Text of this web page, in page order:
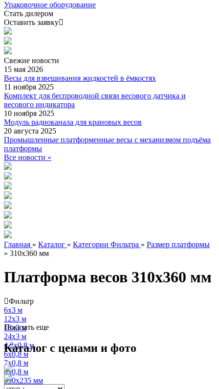
Упаковочное оборудование
Стать дилером
Оставить заявку
Свежие новости
15 мая 2026
Весы для взвешивания жидкостей в ёмкостях
11 ноября 2025
Комплект для беспроводной связи весового датчика и
весового индикатора
10 ноября 2025
Модуль радиоканала для крановых весов
20 августа 2025
Промышленные платформенные весы с механизмом подъёма
платформы
Все новости »
Главная » Каталог » Категории Фильтра » Размер платформы
» 310х360 мм
Платформа весов 310х360 мм
Фильтр
6х3 м
12х3 м
18х3 м
24х3 м
4,2х0,8 м
6х0,8 м
7х0,8 м
8х0,8 м
330х235 мм
Показать еще
Каталог с ценами и фото